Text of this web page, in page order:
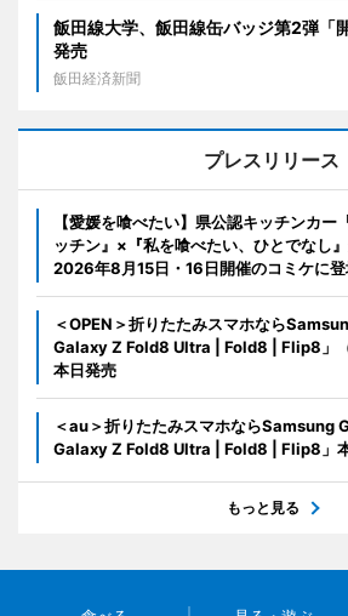
飯田線大学、飯田線缶バッジ第2弾「
発売
飯田経済新聞
プレスリリース
【愛媛を喰べたい】県公認キッチンカー
ッチン』×『私を喰べたい、ひとでなし
2026年8月15日・16日開催のコミケに登
＜OPEN＞折りたたみスマホなら
Galaxy Z Fold8 Ultra | Fold8 | Flip8」（
本日発売
＜au＞折りたたみスマホならSamsung
Galaxy Z Fold8 Ultra | Fold8 | Flip8」
もっと見る